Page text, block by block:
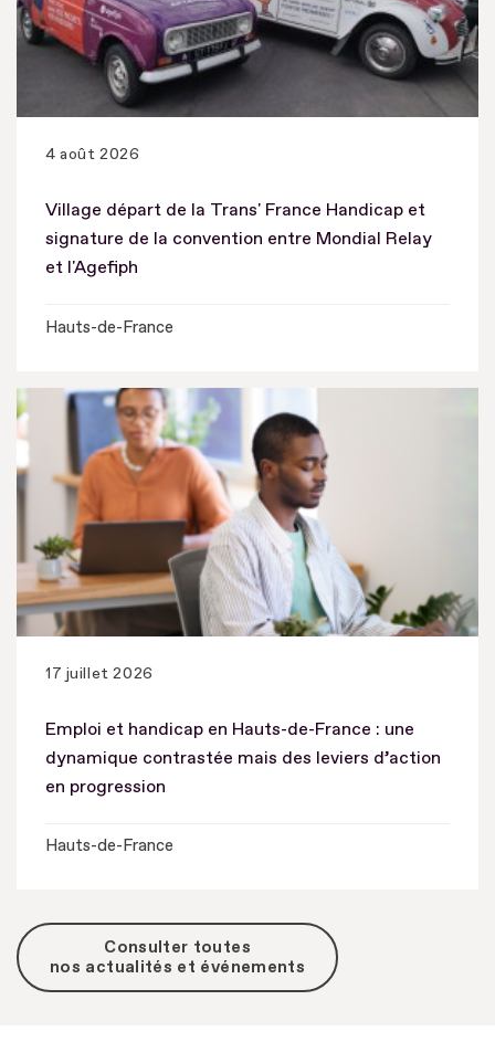
4 août 2026
Village départ de la Trans' France Handicap et
signature de la convention entre Mondial Relay
et l'Agefiph
Hauts-de-France
17 juillet 2026
Emploi et handicap en Hauts-de-France : une
dynamique contrastée mais des leviers d’action
en progression
Hauts-de-France
Consulter toutes
nos actualités et événements